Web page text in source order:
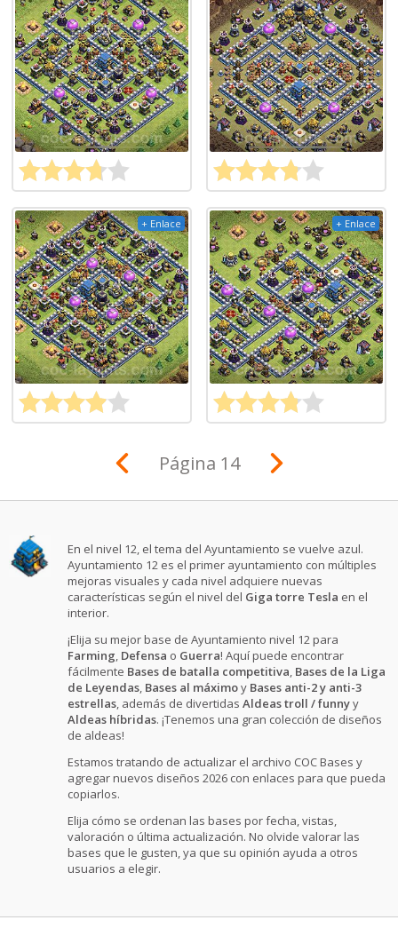
+ Enlace + Enlace
Página 14
En el nivel 12, el tema del Ayuntamiento se vuelve azul.
Ayuntamiento 12 es el primer ayuntamiento con múltiples
mejoras visuales y cada nivel adquiere nuevas
características según el nivel del Giga torre Tesla en el
interior.
¡Elija su mejor base de Ayuntamiento nivel 12 para
Farming, Defensa o Guerra! Aquí puede encontrar
fácilmente Bases de batalla competitiva, Bases de la Liga
de Leyendas, Bases al máximoy Bases anti-2 y anti-3
estrellas, además de divertidasAldeas troll / funnyy
Aldeas híbridas. ¡Tenemos una gran colección de diseños
de aldeas!
Estamos tratando de actualizar el archivo COC Bases y
agregar nuevos diseños 2026 con enlaces para que pueda
copiarlos.
Elija cómo se ordenan las bases por fecha, vistas,
valoración o última actualización. No olvide valorar las
bases que le gusten, ya que su opinión ayuda a otros
usuarios a elegir.